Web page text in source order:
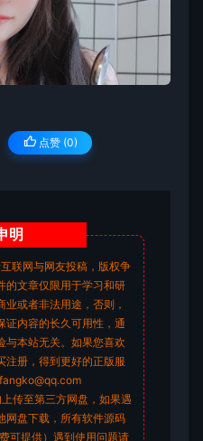
点赞 (0)
明
联网与网友投稿，版权争
的文章仅限用于学习和研
或者非法用途，否则，
证内容的长久可用性，通
与本站无关。如果您喜欢
注册，得到更好的正版服
传至第三方网盘，如果遇
网盘下载，所有软件源码
可提供）遇到使用问题请